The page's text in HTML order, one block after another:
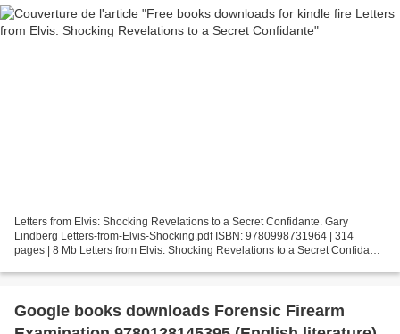
Letters from Elvis: Shocking Revelations to a Secret Confidante. Gary
Lindberg Letters-from-Elvis-Shocking.pdf ISBN: 9780998731964 | 314
pages | 8 Mb Letters from Elvis: Shocking Revelations to a Secret Confidante
Google books downloads Forensic Firearm